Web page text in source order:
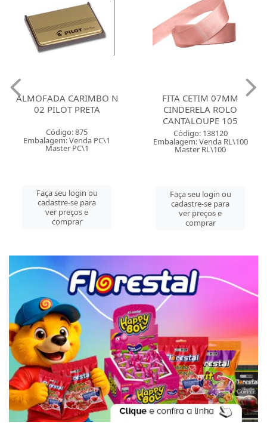
ALMOFADA CARIMBO N
02 PILOT PRETA
Código: 875
Embalagem: Venda PC\1
Master PC\1
Faça seu login ou
cadastre-se para
ver preços e
comprar
FITA CETIM 07MM
CINDERELA ROLO
CANTALOUPE 105
Código: 138120
Embalagem: Venda RL\100
Master RL\100
Faça seu login ou
cadastre-se para
ver preços e
comprar